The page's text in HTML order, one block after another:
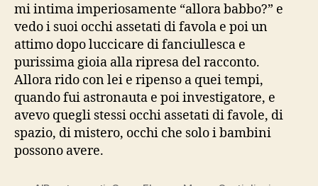
mi intima imperiosamente “allora babbo?” e
vedo i suoi occhi assetati di favola e poi un
attimo dopo luccicare di fanciullesca e
purissima gioia alla ripresa del racconto.
Allora rido con lei e ripenso a quei tempi,
quando fui astronauta e poi investigatore, e
avevo quegli stessi occhi assetati di favole, di
spazio, di mistero, occhi che solo i bambini
possono avere.